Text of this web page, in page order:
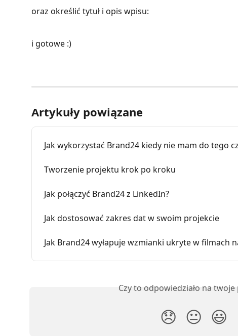
oraz określić tytuł i opis wpisu:
i gotowe :)
Artykuły powiązane
Jak wykorzystać Brand24 kiedy nie mam do tego
Tworzenie projektu krok po kroku
Jak połączyć Brand24 z LinkedIn?
Jak dostosować zakres dat w swoim projekcie
Jak Brand24 wyłapuje wzmianki ukryte w filmach
Czy to odpowiedziało na twoje
😞 😐 😃